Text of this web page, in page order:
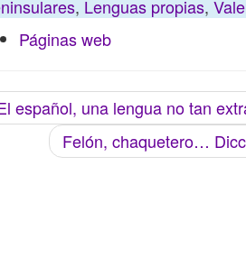
, Lenguas propias,
Páginas web
español, una lengua no tan
Felón, chaquetero…